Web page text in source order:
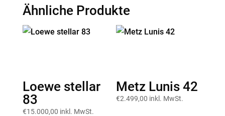
Ähnliche Produkte
Loewe stellar
83
€15.000,00 inkl. MwSt.
Metz Lunis 42
€2.499,00 inkl. MwSt.